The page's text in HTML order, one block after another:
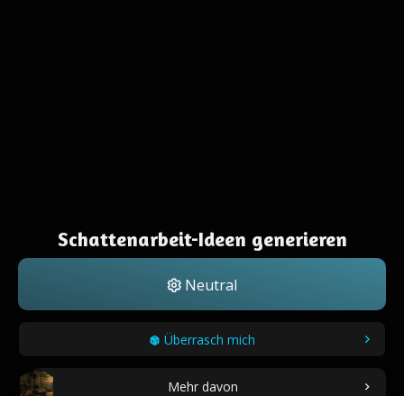
Schattenarbeit-Ideen generieren
Neutral
Überrasch mich
Mehr davon